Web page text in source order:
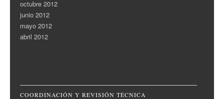
octubre 2012
junio 2012
mayo 2012
abril 2012
COORDINACIÓN Y REVISIÓN TÉCNICA